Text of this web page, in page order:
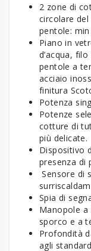
2 zone di
circolare
pentole:
Piano in
d’acqua,
pentole a
acciaio
finitura
Potenza
Potenze
cotture di
più delicate.
Dispositivo
presenza di
Sensore di
Spia di
Manopole
sporco e a
Profondità
agli